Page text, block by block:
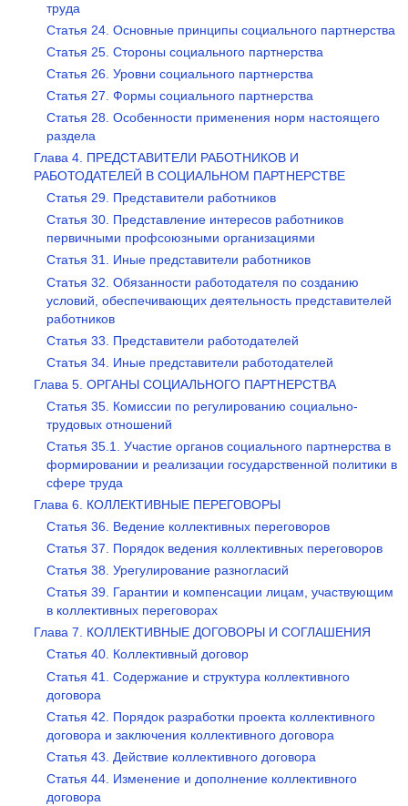
труда
Статья 24. Основные принципы социального партнерства
Статья 25. Стороны социального партнерства
Статья 26. Уровни социального партнерства
Статья 27. Формы социального партнерства
Статья 28. Особенности применения норм настоящего
раздела
Глава 4. ПРЕДСТАВИТЕЛИ РАБОТНИКОВ И
РАБОТОДАТЕЛЕЙ В СОЦИАЛЬНОМ ПАРТНЕРСТВЕ
Статья 29. Представители работников
Статья 30. Представление интересов работников
первичными профсоюзными организациями
Статья 31. Иные представители работников
Статья 32. Обязанности работодателя по созданию
условий, обеспечивающих деятельность представителей
работников
Статья 33. Представители работодателей
Статья 34. Иные представители работодателей
Глава 5. ОРГАНЫ СОЦИАЛЬНОГО ПАРТНЕРСТВА
Статья 35. Комиссии по регулированию социально-
трудовых отношений
Статья 35.1. Участие органов социального партнерства в
формировании и реализации государственной политики в
сфере труда
Глава 6. КОЛЛЕКТИВНЫЕ ПЕРЕГОВОРЫ
Статья 36. Ведение коллективных переговоров
Статья 37. Порядок ведения коллективных переговоров
Статья 38. Урегулирование разногласий
Статья 39. Гарантии и компенсации лицам, участвующим
в коллективных переговорах
Глава 7. КОЛЛЕКТИВНЫЕ ДОГОВОРЫ И СОГЛАШЕНИЯ
Статья 40. Коллективный договор
Статья 41. Содержание и структура коллективного
договора
Статья 42. Порядок разработки проекта коллективного
договора и заключения коллективного договора
Статья 43. Действие коллективного договора
Статья 44. Изменение и дополнение коллективного
договора